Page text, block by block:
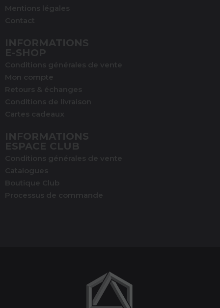
Mentions légales
Contact
INFORMATIONS
E-SHOP
Conditions générales de vente
Mon compte
Retours & échanges
Conditions de livraison
Cartes cadeaux
INFORMATIONS
ESPACE CLUB
Conditions générales de vente
Catalogues
Boutique Club
Processus de commande